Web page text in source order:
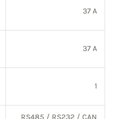
37 A
37 A
1
RS485 / RS232 / CAN